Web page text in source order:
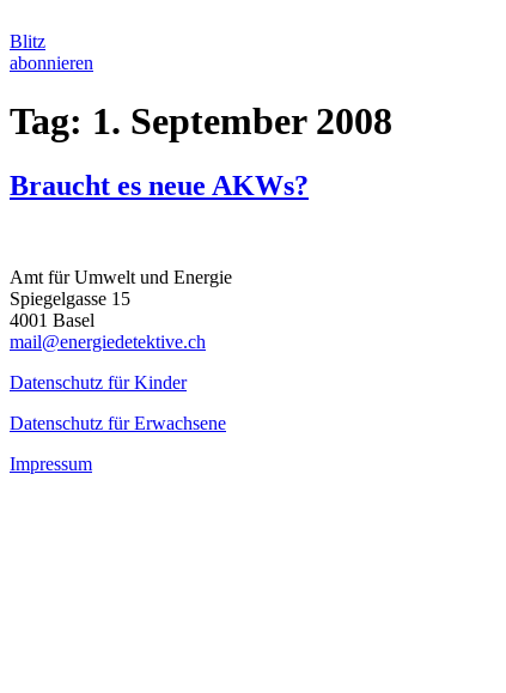
Inhalt
springen
Blitz
abonnieren
Tag: 1. September 2008
Braucht es neue AKWs?
Amt für Umwelt und Energie
Spiegelgasse 15
4001 Basel
mail@energiedetektive.ch
Datenschutz für Kinder
Datenschutz für Erwachsene
Impressum